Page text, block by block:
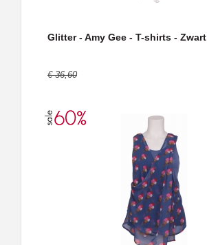
Glitter - Amy Gee - T-shirts - Zwart
€ 36,60